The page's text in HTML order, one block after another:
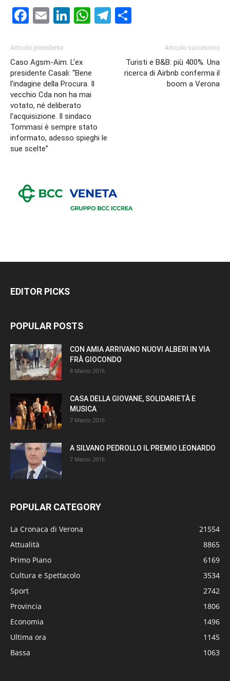
Facebook
EmailLinkedIn
WhatsApp
Telegram
Articolo precedente
Caso Agsm-Aim. L’ex
presidente Casali: “Bene
l’indagine della Procura. Il
vecchio Cda non ha mai
votato, né deliberato
l’acquisizione. Il sindaco
Tommasi è sempre stato
informato, adesso spieghi le
sue scelte”
Articolo successivo
Turisti e B&B: più 400%. Una
ricerca di Airbnb conferma il
boom a Verona
EDITOR PICKS
POPULAR POSTS
CON AMIA ARRIVANO NUOVI ALBERI IN VIA
FRÀ GIOCONDO
8 Marzo 2016
CASA DELLA GIOVANE, SOLIDARIETÀ E
MUSICA
7 Marzo 2016
A SILVANO PEDROLLO IL PREMIO LEONARDO
7 Marzo 2016
POPULAR CATEGORY
La Cronaca di Verona
21554
Attualità
8865
Primo Piano
6169
Cultura e Spettacolo
3534
Sport
2742
Provincia
1806
Economia
1496
Ultima ora
1145
Bassa
1063